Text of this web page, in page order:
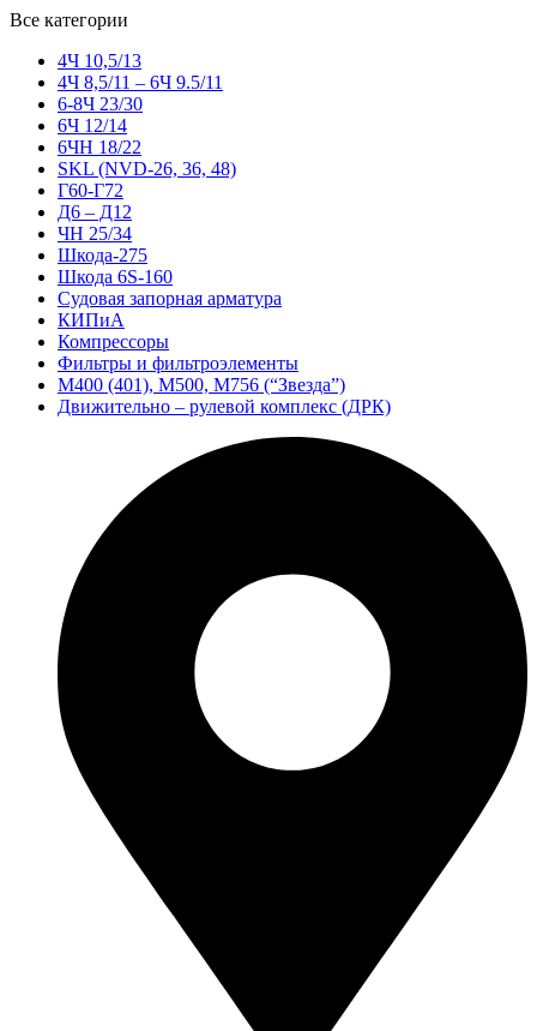
Все категории
4Ч 10,5/13
4Ч 8,5/11 – 6Ч 9.5/11
6-8Ч 23/30
6Ч 12/14
6ЧН 18/22
SKL (NVD-26, 36, 48)
Г60-Г72
Д6 – Д12
ЧН 25/34
Шкода-275
Шкода 6S-160
Судовая запорная арматура
КИПиА
Компрессоры
Фильтры и фильтроэлементы
М400 (401), М500, М756 (“Звезда”)
Движительно – рулевой комплекс (ДРК)